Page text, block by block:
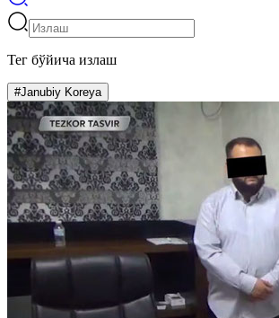
Тег бўйича излаш
#Janubiy Koreya